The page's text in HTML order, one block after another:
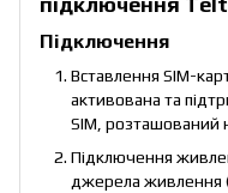
Підключення
Вставлення SIM-
активована та
SIM, розташований
Підключення
джерела живлення